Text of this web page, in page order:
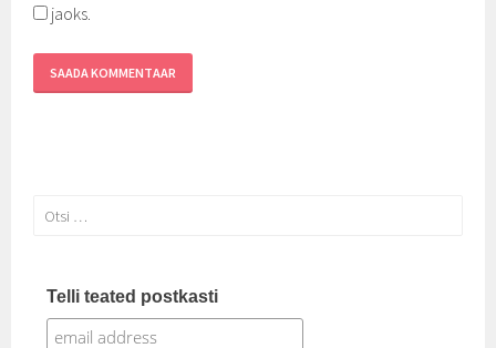
jaoks.
Otsi:
Telli teated postkasti